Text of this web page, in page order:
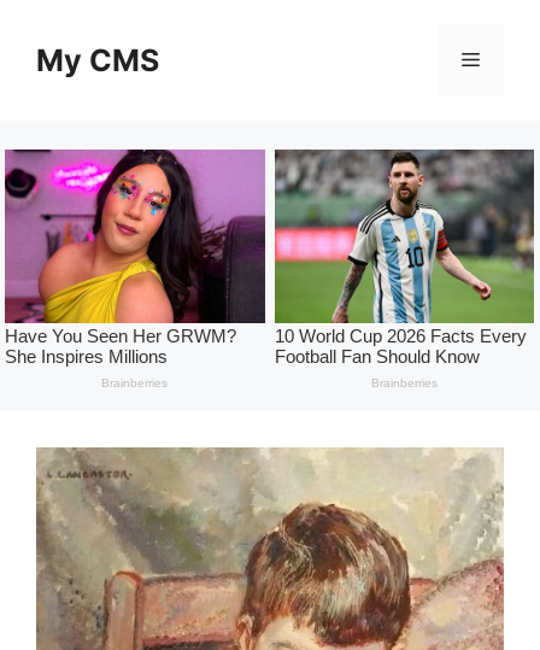
contentMy CMS Menu